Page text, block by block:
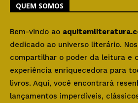
QUEM SOMOS
Bem-vindo ao
dedicado ao universo literário.
compartilhar o poder da leitura e
experiência enriquecedora para
livros. Aqui, você encontrará
lançamentos imperdíveis,